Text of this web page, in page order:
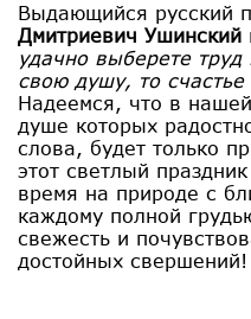
Выдающийся русский
Дмитриевич Ушинский
удачно выберете
свою душу, то
Надеемся, что в
душе которых
слова, будет только
этот светлый
время на природе с
каждому полной
свежесть и
достойных свершений!